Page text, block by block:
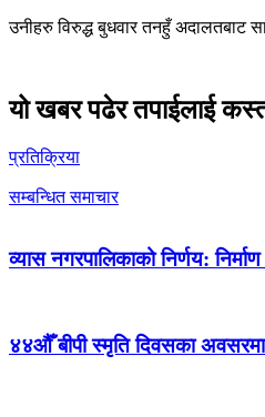
उनीहरु विरुद्ध बुधवार तनहुँ अदालतबाट
यो खबर पढेर तपाईलाई
प्रतिक्रिया
सम्बन्धित समाचार
व्यास नगरपालिकाको निर्णय:
४४औँ बीपी स्मृति दिवसका अवसरमा